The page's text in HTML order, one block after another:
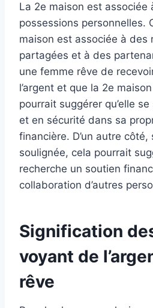
La 2e maison est associée
possessions personnelles.
maison est associée à des
partagées et à des
une femme rêve de
l’argent et que la 2e
pourrait suggérer qu’elle
et en sécurité dans sa
financière. D’un autre
soulignée, cela pourrait
recherche un soutien
collaboration d’autres
Signification
voyant de
rêve